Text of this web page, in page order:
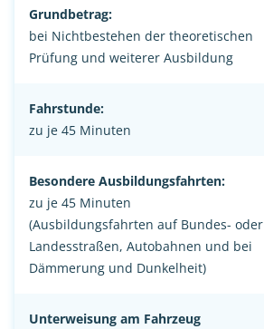
Grundbetrag:
bei Nichtbestehen der theoretischen
Prüfung und weiterer Ausbildung
Fahrstunde:
zu je 45 Minuten
Besondere Ausbildungsfahrten:
zu je 45 Minuten
(Ausbildungsfahrten auf Bundes- oder
Landesstraßen, Autobahnen und bei
Dämmerung und Dunkelheit)
Unterweisung am Fahrzeug